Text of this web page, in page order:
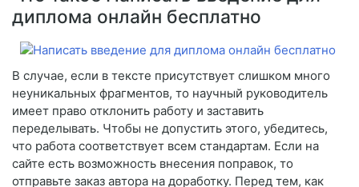
диплома онлайн бесплатно
В случае, если в тексте присутствует слишком много
неуникальных фрагментов, то научный руководитель
имеет право отклонить работу и заставить
переделывать. Чтобы не допустить этого, убедитесь,
что работа соответствует всем стандартам. Если на
сайте есть возможность внесения поправок, то
отправьте заказ автора на доработку. Перед тем, как